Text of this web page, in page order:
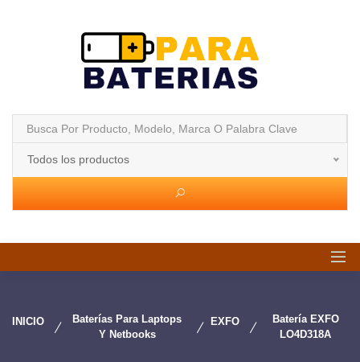
Todos los productos
INICIO
Baterías Para Laptops
Y Netbooks
EXFO
Batería EXFO
LO4D318A